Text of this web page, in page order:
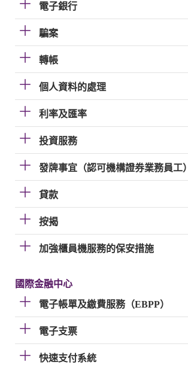
電子銀行
騙案
轉帳
個人資料的處理
利率及匯率
投資服務
發牌事宜（認可機構證券業務員工）
貸款
按揭
加強櫃員機服務的保安措施
國際金融中心
電子帳單及繳費服務（EBPP）
電子支票
快速支付系統